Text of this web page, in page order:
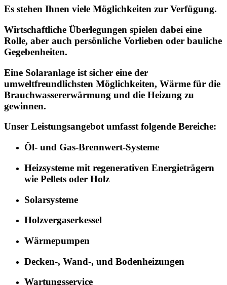
Es stehen Ihnen viele Möglichkeiten zur Verfügung.
Wirtschaftliche Überlegungen spielen dabei eine
Rolle, aber auch persönliche Vorlieben oder bauliche
Gegebenheiten.
Eine Solaranlage ist sicher eine der
umweltfreundlichsten Möglichkeiten, Wärme für die
Brauchwassererwärmung und die Heizung zu
gewinnen.
Unser Leistungsangebot umfasst folgende Bereiche:
Öl- und Gas-Brennwert-Systeme
Heizsysteme mit regenerativen Energieträgern
wie Pellets oder Holz
Solarsysteme
Holzvergaserkessel
Wärmepumpen
Decken-, Wand-, und Bodenheizungen
Wartungsservice